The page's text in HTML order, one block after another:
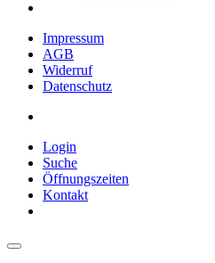
Impressum
AGB
Widerruf
Datenschutz
Login
Suche
Öffnungszeiten
Kontakt